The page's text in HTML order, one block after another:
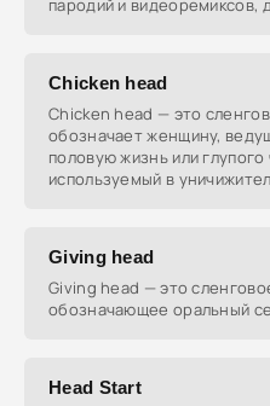
пародий и видеоремиксов,
Chicken head
Chicken head — это
обозначает женщину,
половую жизнь или глупого
используемый в
Giving head
Giving head — это
обозначающее оральный
Head Start